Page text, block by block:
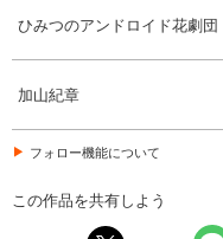
ひみつのアンドロイド花劇団
加山紀章
フォロー機能について
この作品を共有しよう